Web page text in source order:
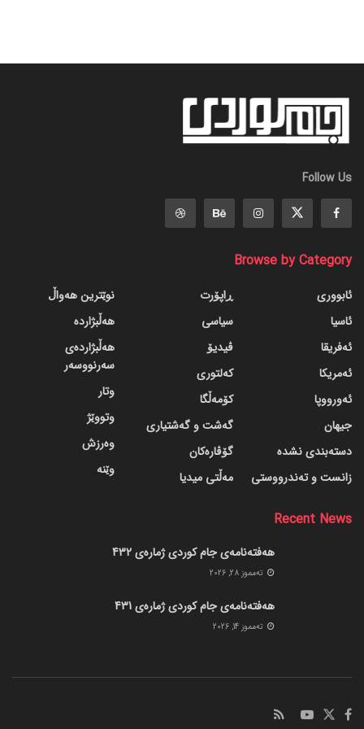
Follow Us
Browse by Category
ئابووری
ئاسیا
ئەفریقا
ئەمریکا
ئەورووپا
جیهان
دسته‌بندی نشده
زانست و تەندرووستی
ڕاپۆرت
سیاسی
ڤیدیۆ
کەلتوری
کۆمەڵگا
گه‌شت و گه‌شتیاری
گۆڤاره‌کان
مەڵتی میدیا
نوێترین هەواڵ
هەڵبژاردە
هەڵبژاردەی
سەرنووسەر
وتار
وتووێژ
وەرزش
وێنە
Recent News
هەفتەنامەی جام کوردی ژمارەی 432
ته‌مموز 28, 2026
هەفتەنامەی جام کوردی ژمارەی 431
ته‌مموز 14, 2026